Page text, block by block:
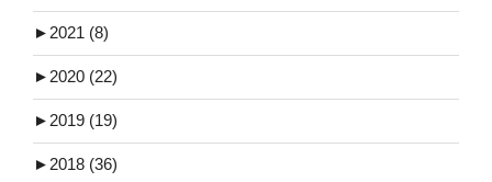
► 2021 (8)
► 2020 (22)
► 2019 (19)
► 2018 (36)